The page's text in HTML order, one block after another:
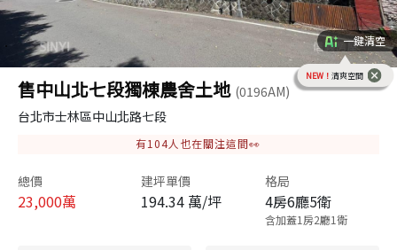
一鍵清空
NEW！ 清爽空間
售中山北七段獨棟農舍土地 (0196AM)
台北市士林區中山北路七段
有104人也在關注這間👀
總價
23,000萬
建坪單價
194.34 萬/坪
格局
4房6廳5衛
含加蓋1房2廳1衛